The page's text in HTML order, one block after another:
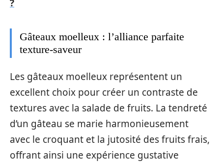
?
Gâteaux moelleux : l’alliance parfaite
texture-saveur
Les gâteaux moelleux représentent un
excellent choix pour créer un contraste de
textures avec la salade de fruits. La tendreté
d’un gâteau se marie harmonieusement
avec le croquant et la jutosité des fruits frais,
offrant ainsi une expérience gustative